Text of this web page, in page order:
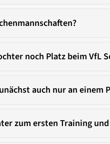
noch Platz beim VfL
auch nur an
zum ersten Training
VfL
48308